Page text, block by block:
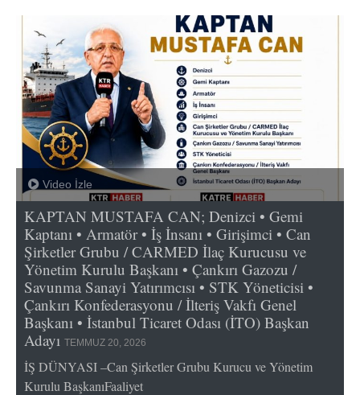
Video İzle
KAPTAN MUSTAFA CAN; Denizci • Gemi
Kaptanı • Armatör • İş İnsanı • Girişimci • Can
Şirketler Grubu / CARMED İlaç Kurucusu ve
Yönetim Kurulu Başkanı • Çankırı Gazozu /
Savunma Sanayi Yatırımcısı • STK Yöneticisi •
Çankırı Konfederasyonu / İlteriş Vakfı Genel
Başkanı • İstanbul Ticaret Odası (İTO) Başkan
Adayı TEMMUZ 20, 2026
İŞ DÜNYASI –Can Şirketler Grubu Kurucu ve Yönetim
Kurulu BaşkanıFaaliyet